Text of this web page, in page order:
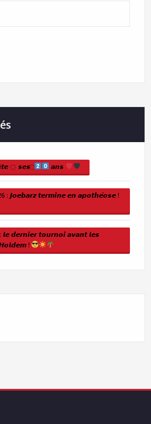
҉ 𝙨𝙚𝙨 ҉ 𝙖𝙣𝙨
𝙅𝙤𝙚𝙗𝙖𝙧𝙯 𝙩𝙚𝙧𝙢𝙞𝙣𝙚 𝙚𝙣 𝙖𝙥𝙤𝙩𝙝𝙚́𝙤𝙨𝙚 !
: 𝙡𝙚 𝙙𝙚𝙧𝙣𝙞𝙚𝙧 𝙩𝙤𝙪𝙧𝙣𝙤𝙞 𝙖𝙫𝙖𝙣𝙩 𝙡𝙚𝙨
!